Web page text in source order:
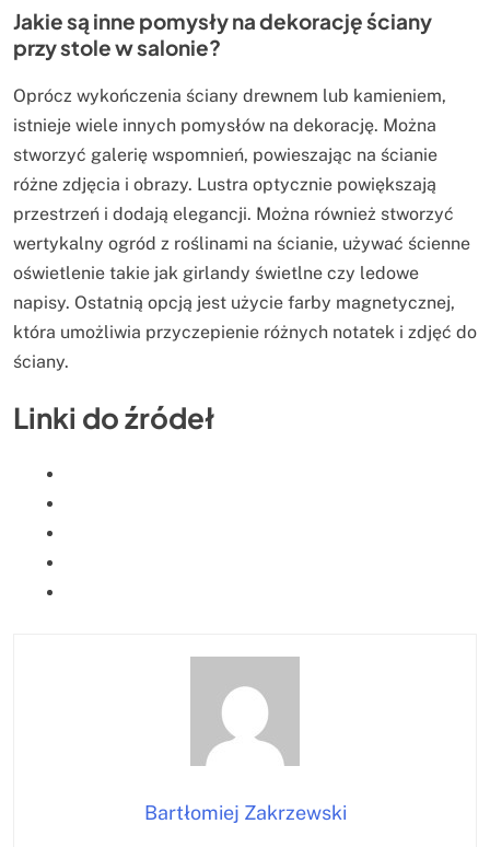
Jakie są inne pomysły na dekorację ściany
przy stole w salonie?
Oprócz wykończenia ściany drewnem lub kamieniem,
istnieje wiele innych pomysłów na dekorację. Można
stworzyć galerię wspomnień, powieszając na ścianie
różne zdjęcia i obrazy. Lustra optycznie powiększają
przestrzeń i dodają elegancji. Można również stworzyć
wertykalny ogród z roślinami na ścianie, używać ścienne
oświetlenie takie jak girlandy świetlne czy ledowe
napisy. Ostatnią opcją jest użycie farby magnetycznej,
która umożliwia przyczepienie różnych notatek i zdjęć do
ściany.
Linki do źródeł
Bartłomiej Zakrzewski